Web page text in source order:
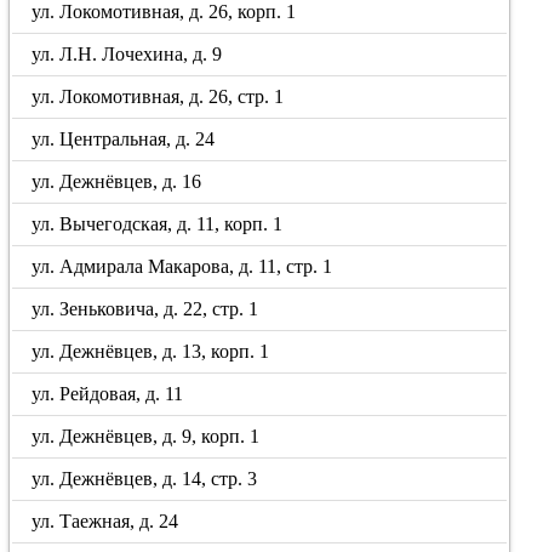
ул. Локомотивная, д. 26, корп. 1
ул. Л.Н. Лочехина, д. 9
ул. Локомотивная, д. 26, стр. 1
ул. Центральная, д. 24
ул. Дежнёвцев, д. 16
ул. Вычегодская, д. 11, корп. 1
ул. Адмирала Макарова, д. 11, стр. 1
ул. Зеньковича, д. 22, стр. 1
ул. Дежнёвцев, д. 13, корп. 1
ул. Рейдовая, д. 11
ул. Дежнёвцев, д. 9, корп. 1
ул. Дежнёвцев, д. 14, стр. 3
ул. Таежная, д. 24